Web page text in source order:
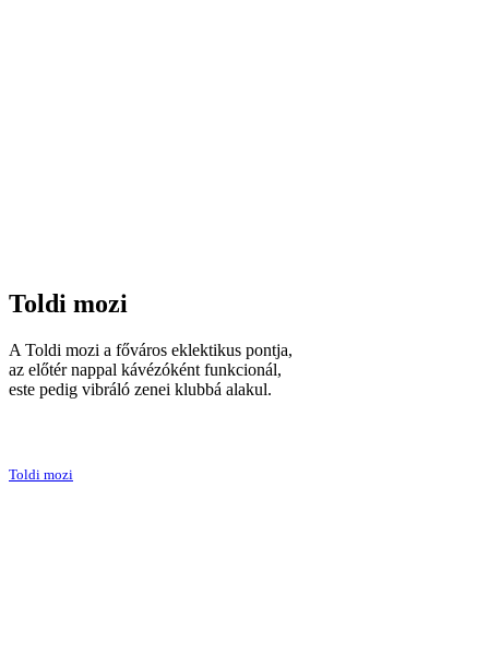
Toldi mozi
A Toldi mozi a főváros eklektikus pontja,
az előtér nappal kávézóként funkcionál,
este pedig vibráló zenei klubbá alakul.
Toldi mozi